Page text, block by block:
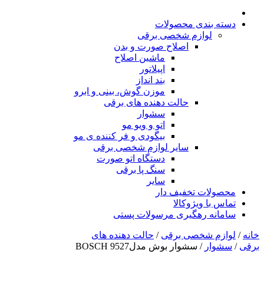
دسته بندی محصولات
لوازم شخصی برقی
اصلاح صورت و بدن
ماشین اصلاح
اپیلاتور
بند انداز
موزن گوش، بینی و ابرو
حالت دهنده های برقی
سشوار
اتو و ویو مو
بیگودی و فر کننده ی مو
سایر لوازم شخصی برقی
دستگاه اتو صورت
سنگ پا برقی
سایر
محصولات تخفیف دار
تماس با ویژوکالا
سامانه رهگیری مرسولات پستی
خانه / لوازم شخصی برقی / حالت دهنده های
برقی / سشوار / سشوار بوش مدلBOSCH 9527